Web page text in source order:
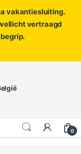
vakantiesluiting.
vertraagd
0